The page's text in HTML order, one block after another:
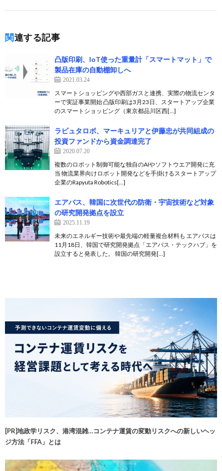
関連する記事
凸版印刷、IoT使った重量計「スマートマット」で
製品在庫の自動棚卸しへ
2021.03.24
スマートショッピングや西部ガスと連携、実際の物流センタ
ーで実証事業開始 凸版印刷は3月23日、スタートアップ企業
のスマートショッピング（東京都品川区西[…]
ラピュタロボ、マーキュリアと伊藤忠が共同組成の
投資ファンドから資金調達完了
2020.07.20
複数のロボット制御可能な独自のAIやソフトウエア開発に充
当 物流業界向けロボット開発などを手掛けるスタートアップ
企業のRapyuta Robotics[…]
エアバス、韓国に次世代の防衛・宇宙技術など対象
の研究開発拠点を設立
2025.11.19
未来のエネルギー技術や最先端の軽量複合材料も エアバスは
11月18日、韓国で研究開発拠点「エアバス・テックハブ」を
設立すると発表した。 韓国の研究開発[…]
[PR]地政学リスク、港湾混雑…コンテナ運賃の変動リスクへの新しいヘッ
ジ方法「FFA」とは